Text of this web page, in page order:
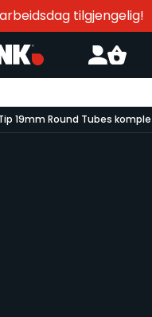
tilgjengelig!
19mm Round Tubes